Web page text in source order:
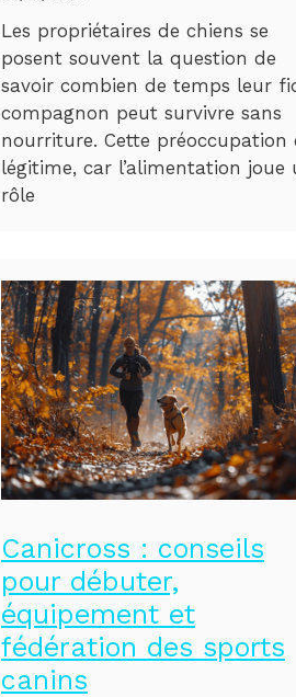
Les propriétaires de chiens se
posent souvent la question de
savoir combien de temps leur
compagnon peut survivre sans
nourriture. Cette préoccupation
légitime, car l’alimentation joue
rôle
Canicross : conseils
pour débuter,
équipement et
fédération des sports
canins